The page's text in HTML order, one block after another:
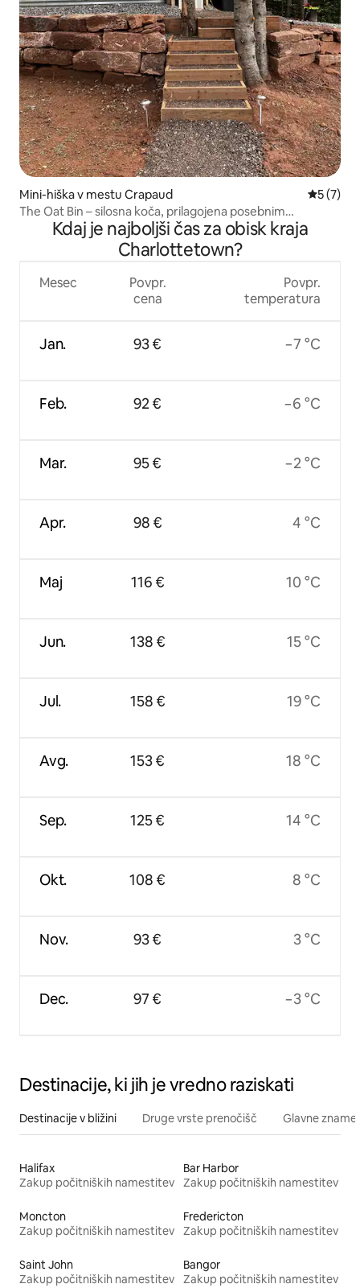
Mini-hiška v mestu Crapaud
5 (7)
The Oat Bin – silosna koča, prilagojena posebnim
potrebam, z masažno kadjo
Kdaj je najboljši čas za obisk kraja
Charlottetown?
Mesec
Jan.
Feb.
Mar.
Apr.
Maj
Jun.
Jul.
Avg.
Sep.
Okt.
Nov.
Dec.
Povpr.
cena
93 €
92 €
95 €
98 €
116 €
138 €
158 €
153 €
125 €
108 €
93 €
97 €
Povpr.
temperatura
−7 °C
−6 °C
−2 °C
4 °C
10 °C
15 °C
19 °C
18 °C
14 °C
8 °C
3 °C
−3 °C
Destinacije, ki jih je vredno raziskati
Destinacije v bližini Druge vrste prenočišč Glavne
Halifax
Zakup počitniških namestitev
Bar Harbor
Zakup počitniških namestitev
Moncton
Zakup počitniških namestitev
Fredericton
Zakup počitniških namestitev
Saint John
Zakup počitniških namestitev
Bangor
Zakup počitniških namestitev